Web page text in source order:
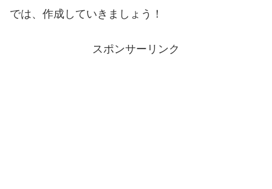
では、作成していきましょう！
スポンサーリンク